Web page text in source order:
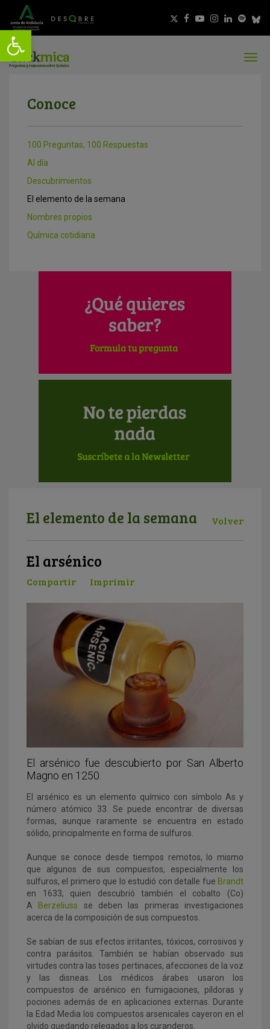
Conoce
100 Preguntas, 100 Respuestas
Al día
Descubrimientos
El elemento de la semana
Nombres propios
Química cotidiana
El elemento de la semana Volver
El arsénico
Compartir Imprimir
El arsénico fue descubierto por San Alberto
Magno en 1250.
El arsénico es un elemento químico con símbolo As y
número atómico 33. Se puede encontrar de diversas
formas, aunque raramente se encuentra en estado
sólido, principalmente en forma de sulfuros.
Aunque se conoce desde tiempos remotos, lo mismo
que algunos de sus compuestos, especialmente los
sulfuros, el primero que lo estudió con detalle fue Brandt
en 1633, quien descubrió también el cobalto (Co)
A
Berzeliuss se deben las primeras investigaciones
acerca de la composición de sus compuestos.
Se sabían de sus efectos irritantes, tóxicos, corrosivos y
contra parásitos. También se habían observado sus
virtudes contra las toses pertinaces, afecciones de la voz
y las disneas. Los médicos árabes usaron los
compuestos de arsénico en fumigaciones, píldoras y
pociones además de en aplicaciones externas. Durante
la Edad Media los compuestos arsenicales cayeron en el
olvido quedando relegados a los curanderos.